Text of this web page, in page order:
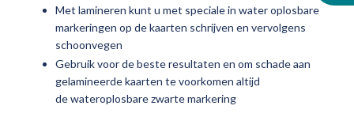
Met lamineren kunt u met speciale in water oplosbare
markeringen op de kaarten schrijven en vervolgens
schoonvegen
Gebruik voor de beste resultaten en om schade aan
gelamineerde kaarten te voorkomen altijd
de wateroplosbarezwarte markering